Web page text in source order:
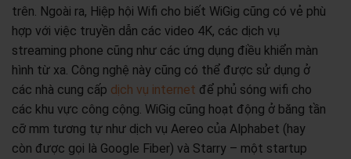
trên. Ngoài ra, Hiệp hội Wifi cho biết WiGig cũng có vẻ phù
hợp với việc truyền dẫn các video 4K, các dịch vụ
streaming phone cũng như các ứng dụng điều khiển màn
hình từ xa. Công nghệ này cũng có thể được sử dụng ở
các nhà cung cấp dịch vụ internet để phủ sóng wifi cho
các khu vực công cộng. WiGig cũng hoạt động ở băng tần
cỡ mm tương tự như dịch vụ Aereo của Alphabet (hay
còn được gọi là Google Fiber) và Starry – một startup